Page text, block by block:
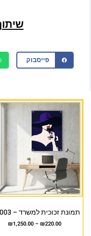
פייסבוק
תמונת זכוכית למשרד – AU-003
₪220.00
–
₪1,250.00